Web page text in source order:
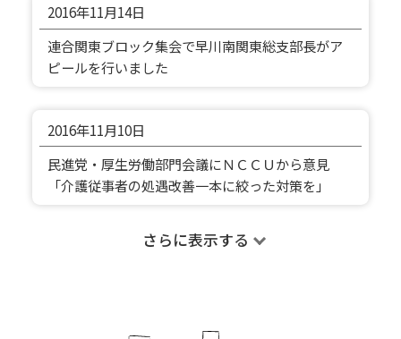
2016年11月14日
連合関東ブロック集会で早川南関東総支部長がア
ピールを行いました
2016年11月10日
民進党・厚生労働部門会議にＮＣＣＵから意見
「介護従事者の処遇改善一本に絞った対策を」
さらに表示する